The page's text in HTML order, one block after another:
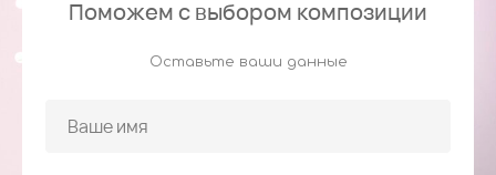
Поможем с выбором композиции
Оставьте ваши данные